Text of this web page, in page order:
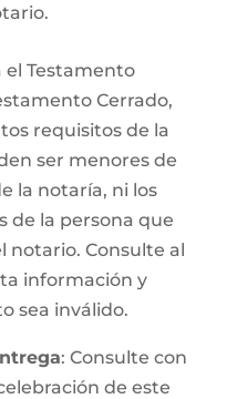
el Testamento
Cerrado,
requisitos de la
ser menores de
la notaría, ni los
de la persona que
notario. Consulte al
información y
sea inválido.
: Consulte con
de este